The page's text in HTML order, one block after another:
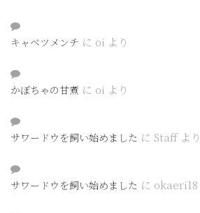
キャベツメンチ に oi より
かぼちゃの甘煮 に oi より
サワードウを飼い始めました に Staffより
サワードウを飼い始めました に okaeri18